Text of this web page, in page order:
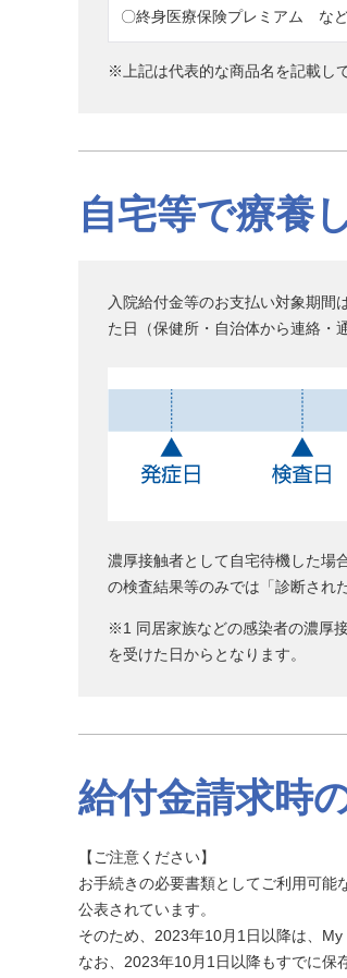
〇終身医療保険プレミアム な
※上記は代表的な商品名を記載し
自宅等で療養
入院給付金等のお支払い対象期
た日（保健所・自治体から連絡・
濃厚接触者として自宅待機した場
の検査結果等のみでは「診断され
※1 同居家族などの感染者の濃厚
を受けた日からとなります。
給付金請求時
【ご注意ください】
お手続きの必要書類としてご利用可能
公表されています。
そのため、2023年10月1日以降は、
なお、2023年10月1日以降もすでに保